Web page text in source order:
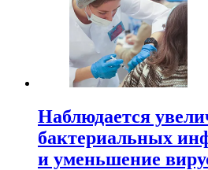
Наблюдается
бактериальных
и уменьшение